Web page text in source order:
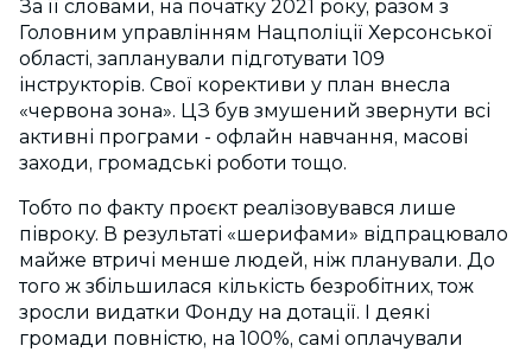
За її словами, на початку 2021 року, разом з
Головним управлінням Нацполіції Херсонської
області, запланували підготувати 109
інструкторів. Свої корективи у план внесла
«червона зона». ЦЗ був змушений звернути всі
активні програми - офлайн навчання, масові
заходи, громадські роботи тощо.
Тобто по факту проєкт реалізовувався лише
півроку. В результаті «шерифами» відпрацювало
майже втричі менше людей, ніж планували. До
того ж збільшилася кількість безробітних, тож
зросли видатки Фонду на дотації. І деякі
громади повністю, на 100%, самі оплачували